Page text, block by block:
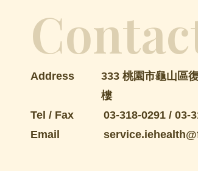
Address
333 桃園市龜山區
樓
Tel / Fax
03-318-0291 / 03-
Email